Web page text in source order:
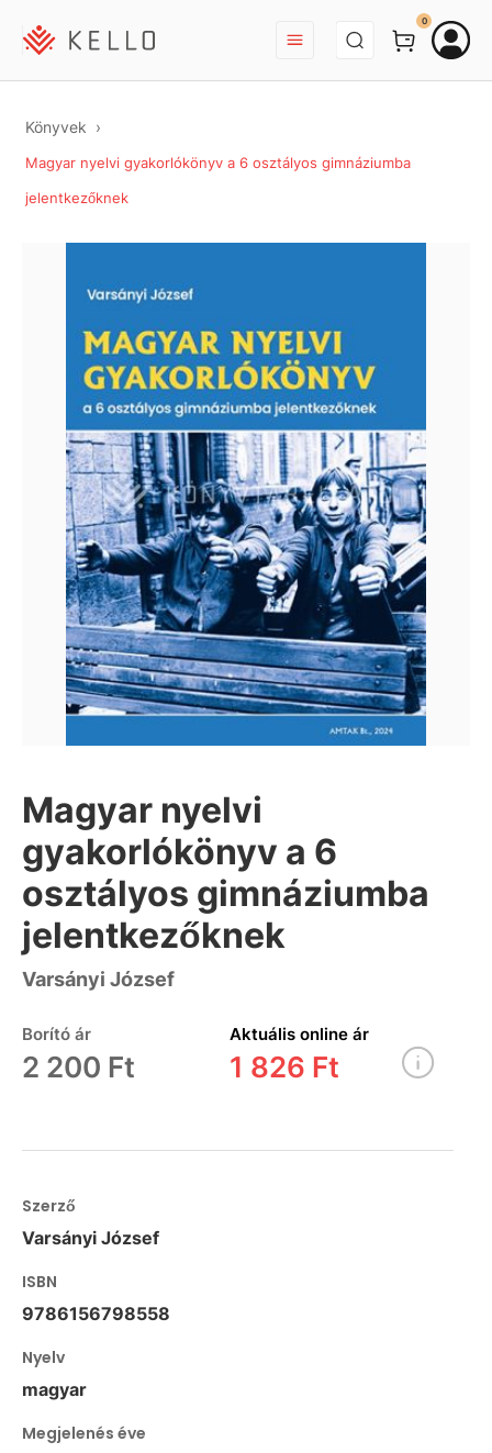
BEJELENTKEZÉS
0
Könyvek
Magyar nyelvi gyakorlókönyv a 6 osztályos gimnáziumba
jelentkezőknek
Magyar nyelvi
gyakorlókönyv a 6
osztályos gimnáziumba
jelentkezőknek
Varsányi József
Borító ár
2 200 Ft
Aktuális online ár
1 826 Ft
Szerző
Varsányi József
ISBN
9786156798558
Nyelv
magyar
Megjelenés éve